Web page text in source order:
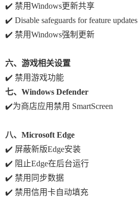
✔️ 禁用Windows更新共享
✔️ Disable safeguards for feature updates
✔️ 禁用Windows强制更新
六、游戏相关设置
✔️ 禁用游戏功能
七、Windows Defender
✔️为商店应用禁用 SmartScreen
八、 Microsoft Edge
✔️ 屏蔽新版Edge安装
✔️ 阻止Edge在后台运行
✔️ 禁用同步数据
✔️ 禁用信用卡自动填充